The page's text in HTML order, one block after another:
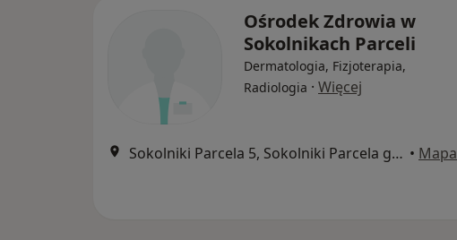
Ośrodek Zdrowia w
Sokolnikach Parceli
Dermatologia, Fizjoterapia,
Radiologia · Więcej
Sokolniki Parcela 5, Sokolniki Parcela gmin. Ozorków • Mapa